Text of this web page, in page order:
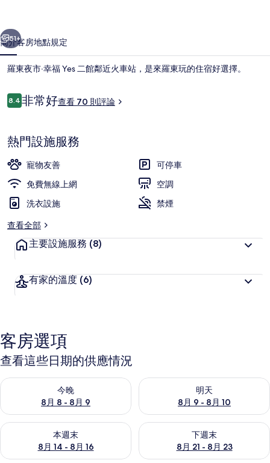
二
館
的
相
片
集
個 下一個
51+
簡介客房地點規定
羅東夜市‧幸福 Yes 二館鄰近火車站，是來羅東玩的住宿好選擇。
評
論
8.48.4 分，滿分 10 分，
非常好查看 70 則評論
熱門設施服務
寵物友善
可停車
免費無線上網
空調
洗衣設施
禁煙
查看全部
主要設施服務 (8)
有家的溫度 (6)
客房選項
查看這些日期的供應情況
今晚
8月 8 - 8月 9
查看今晚 (8月 8 - 8月 9) 的供應情況
明天
8月 9 - 8月 10
查看明天 (8月 9 - 8月 10) 的供
本週末
8月 14 - 8月 16
查看本週末 (8月 14 - 8月 16) 的供應情況
下週末
8月 21 - 8月 23
查看下週末 (8月 21 - 8月 23)